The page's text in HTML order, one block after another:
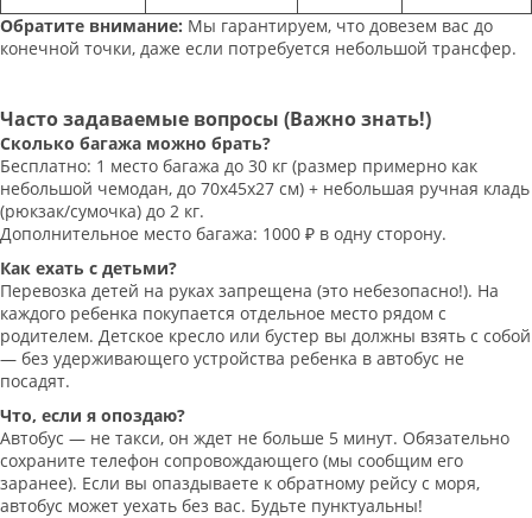
Обратите внимание: Мы гарантируем, что довезем вас до
конечной точки, даже если потребуется небольшой трансфер.
Часто задаваемые вопросы (Важно знать!)
Сколько багажа можно брать?
Бесплатно: 1 место багажа до 30 кг (размер примерно как
небольшой чемодан, до 70х45х27 см) + небольшая ручная кладь
(рюкзак/сумочка) до 2 кг.
Дополнительное место багажа: 1000 ₽ в одну сторону.
Как ехать с детьми?
Перевозка детей на руках запрещена (это небезопасно!). На
каждого ребенка покупается отдельное место рядом с
родителем. Детское кресло или бустер вы должны взять с собой
— без удерживающего устройства ребенка в автобус не
посадят.
Что, если я опоздаю?
Автобус — не такси, он ждет не больше 5 минут. Обязательно
сохраните телефон сопровождающего (мы сообщим его
заранее). Если вы опаздываете к обратному рейсу с моря,
автобус может уехать без вас. Будьте пунктуальны!